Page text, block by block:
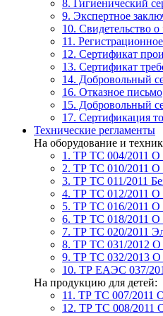
8. Гигиенический
9. Экспертное
10. Свидетельство
11.
12. Сертификат
13. Сертификат
14. Добровольный
16. Отказное письмо
15. Добровольный
17. Сертификация
Технические регламенты
На оборудование и
1. ТР ТС 004/2011 О
2. ТР ТС 010/2011 О
3. ТР ТС 011/2011
4. ТР ТС 012/2011 О
5. ТР ТС 016/2011 О
6. ТР ТС 018/2011 О
7. TР ТС 020/2011
8. ТР ТС 031/2012 О
9. ТР ТС 032/2013 О
10. ТР ЕАЭС 037/
На продукцию для детей:
11. ТР ТС 007/2011
12. ТР ТС 008/2011